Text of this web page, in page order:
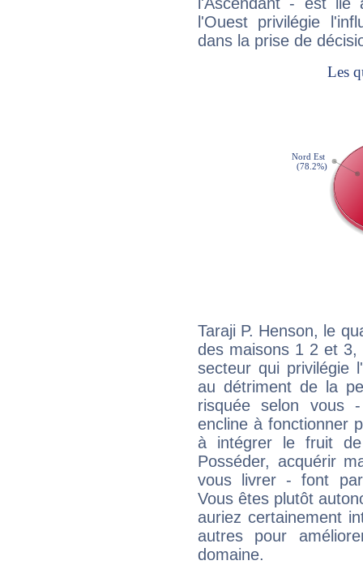
l'Ascendant - est
l'Ouest privilégie
dans la prise de
Taraji P. Henson, le
des maisons 1 2 et
secteur qui privilégie
au détriment de la
risquée selon vous
encline à fonctionner
à intégrer le fruit
Posséder, acquérir
vous livrer - font
Vous êtes plutôt
auriez certainement
autres pour
domaine.